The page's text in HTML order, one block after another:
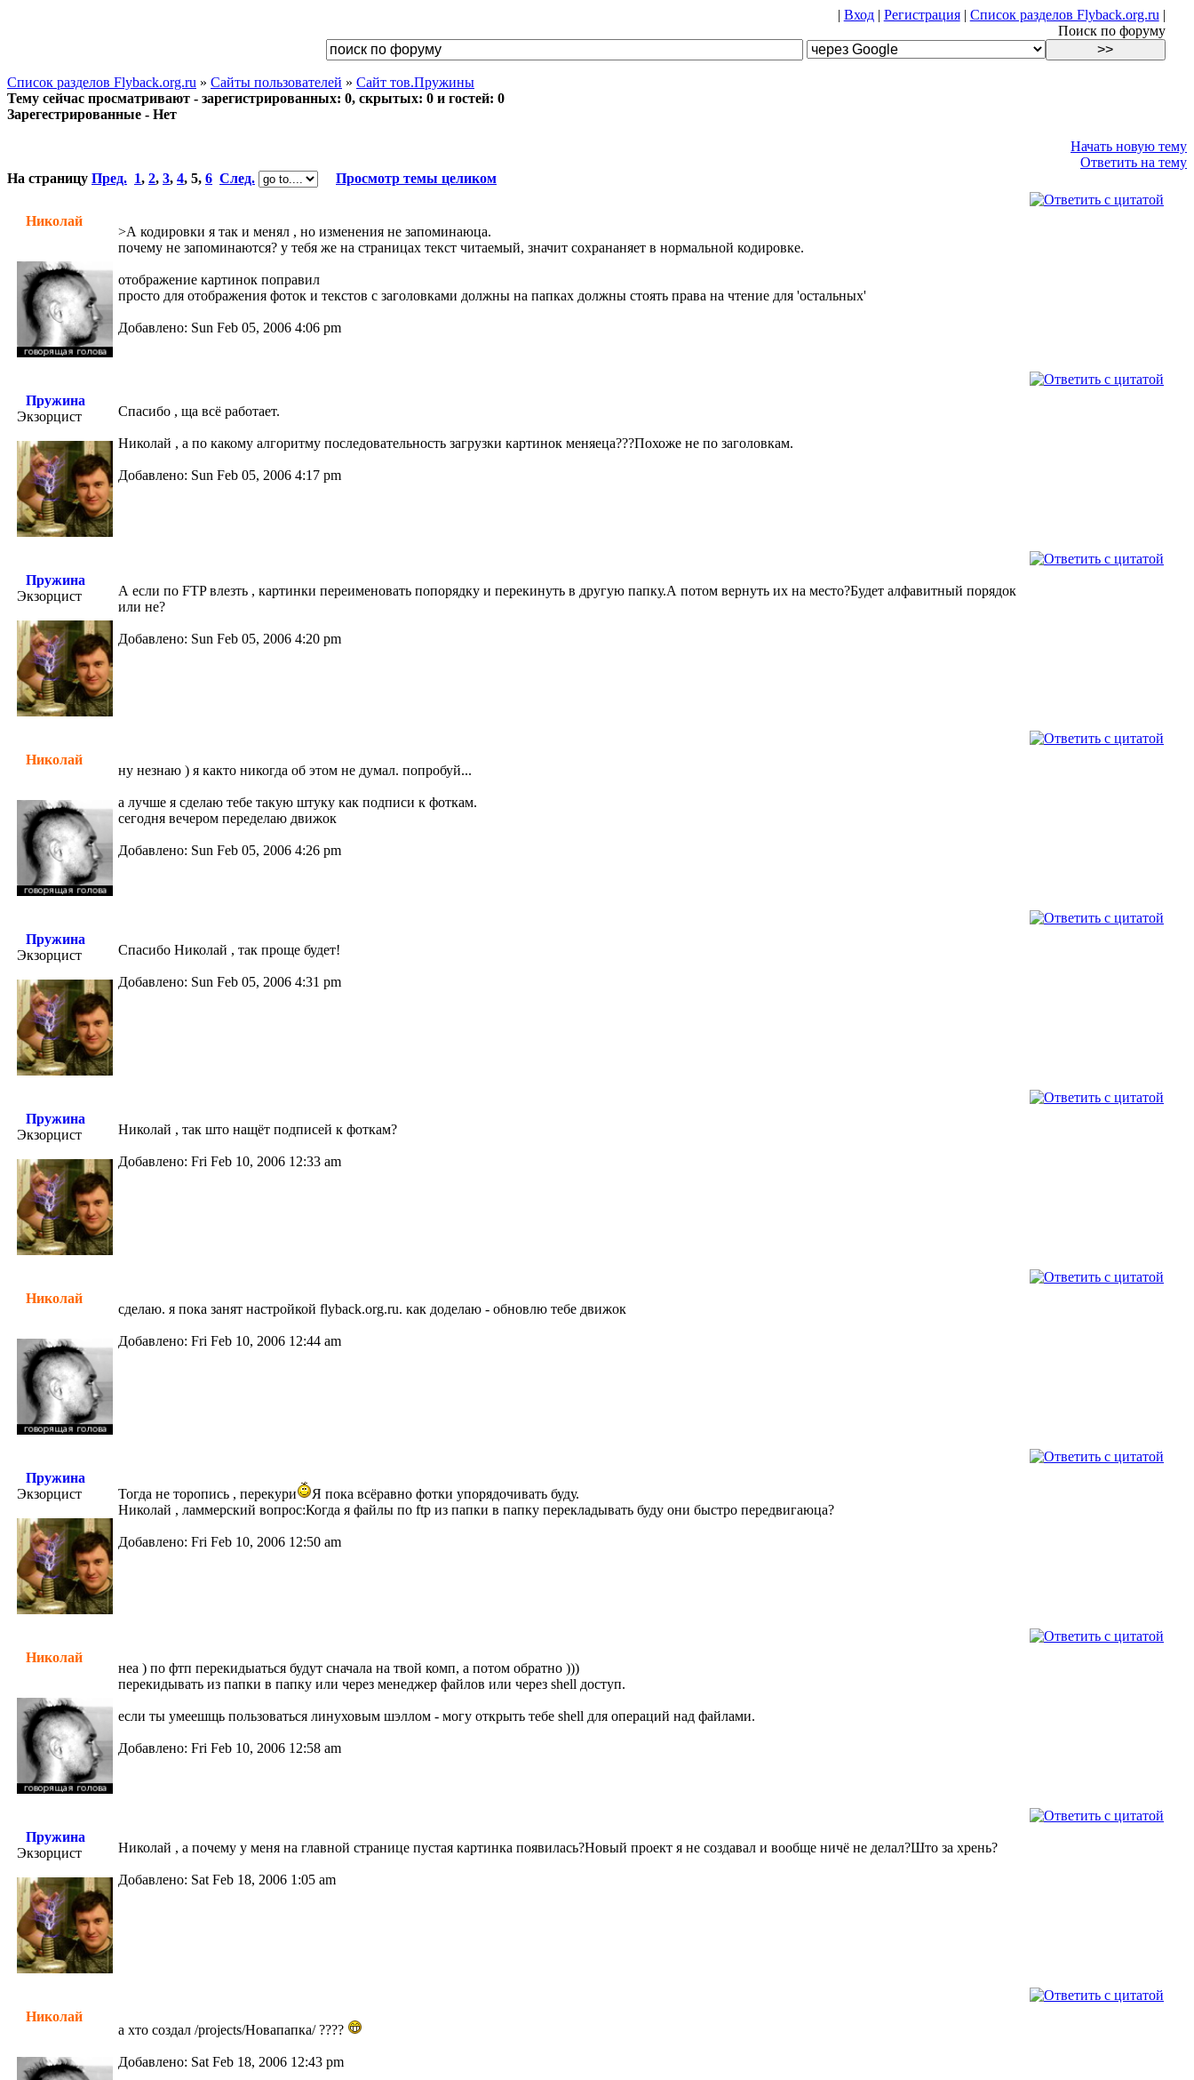
| Вход| Регистрация| Список разделов Flyback.org.ru |
Поиск по форуму
Список разделов Flyback.org.ru » Сайты пользователей » Сайт тов.Пружины
Тему сейчас просматривают - зарегистрированных: 0, скрытых: 0 и гостей: 0
Зарегестрированные - Нет
Начать новую тему
Ответить на тему
На страницу Пред. 1, 2, 3, 4, 5, 6 След. Просмотр темы целиком
Николай
>А кодировки я так и менял , но изменения не запоминаюца.
почему не запоминаются? у тебя же на страницах текст читаемый, значит сохрананяет в нормальной кодировке.
отображение картинок поправил
просто для отображения фоток и текстов с заголовками должны на папках должны стоять права на чтение для 'остальных'
Добавлено: Sun Feb 05, 2006 4:06 pm
Пружина
Экзорцист
Спасибо , ща всё работает.
Николай , а по какому алгоритму последовательность загрузки картинок меняеца???Похоже не по заголовкам.
Добавлено: Sun Feb 05, 2006 4:17 pm
Пружина
Экзорцист
А если по FTP влезть , картинки переименовать попорядку и перекинуть в другую папку.А потом вернуть их на место?Будет алфавитный порядок
или не?
Добавлено: Sun Feb 05, 2006 4:20 pm
Николай
ну незнаю ) я както никогда об этом не думал. попробуй...
а лучше я сделаю тебе такую штуку как подписи к фоткам.
сегодня вечером переделаю движок
Добавлено: Sun Feb 05, 2006 4:26 pm
Пружина
Экзорцист
Спасибо Николай , так проще будет!
Добавлено: Sun Feb 05, 2006 4:31 pm
Пружина
Экзорцист
Николай , так што нащёт подписей к фоткам?
Добавлено: Fri Feb 10, 2006 12:33 am
Николай
сделаю. я пока занят настройкой flyback.org.ru. как доделаю - обновлю тебе движок
Добавлено: Fri Feb 10, 2006 12:44 am
Пружина
Экзорцист
Тогда не торопись , перекури
Я пока всёравно фотки упорядочивать буду.
Николай , ламмерский вопрос:Когда я файлы по ftp из папки в папку перекладывать буду они быстро передвигаюца?
Добавлено: Fri Feb 10, 2006 12:50 am
Николай
неа ) по фтп перекидыаться будут сначала на твой комп, а потом обратно )))
перекидывать из папки в папку или через менеджер файлов или через shell доступ.
если ты умеешщь пользоваться линуховым шэллом - могу открыть тебе shell для операций над файлами.
Добавлено: Fri Feb 10, 2006 12:58 am
Пружина
Экзорцист
Николай , а почему у меня на главной странице пустая картинка появилась?Новый проект я не создавал и вообще ничё не делал?Што за хрень?
Добавлено: Sat Feb 18, 2006 1:05 am
Николай
а хто создал /projects/Новапапка/ ????
Добавлено: Sat Feb 18, 2006 12:43 pm